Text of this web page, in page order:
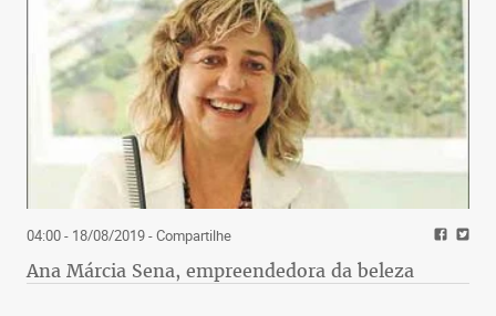
04:00 - 18/08/2019- Compartilhe
Ana Márcia Sena, empreendedora da beleza